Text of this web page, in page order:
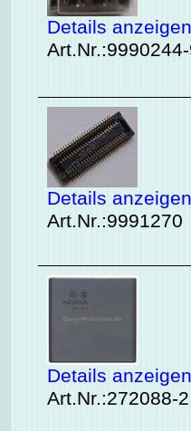
Details anzeigen
Details anzeigen
Art.Nr.:9991270
Details anzeigen
Art.Nr.:272088-2